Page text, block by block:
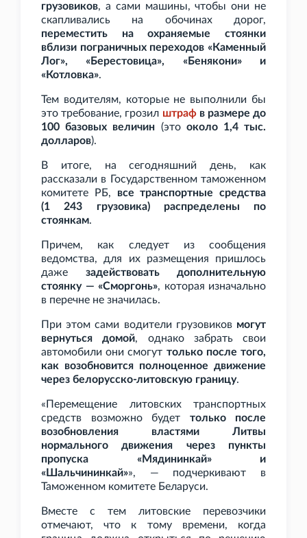
грузовиков, а сами машины, чтобы они не
скапливались на обочинах дорог,
переместить на охраняемые стоянки
вблизи пограничных переходов «Каменный
Лог», «Берестовица», «Бенякони» и
«Котловка».
Тем водителям, которые не выполнили бы
это требование, грозил штрафв размере до
100 базовых величин (это около 1,4 тыс.
долларов).
В итоге, на сегодняшний день, как
рассказали в Государственном таможенном
комитете РБ, все транспортные средства
(1
243 грузовика) распределены по
стоянкам.
Причем, как следует из сообщения
ведомства, для их размещения пришлось
даже задействовать дополнительную
стоянку — «Сморгонь», которая изначально
в перечне не значилась.
При этом сами водители грузовиков могут
вернуться домой, однако забрать свои
автомобили они смогут только после того,
как возобновится полноценное движение
через белорусско-литовскую границу.
«Перемещение литовских транспортных
средств возможно будет только после
возобновления властями Литвы
нормального движения через пункты
пропуска «Мядининкай» и
«Шальчининкай»», — подчеркивают в
Таможенном комитете Беларуси.
Вместе с тем литовские перевозчики
отмечают, что к тому времени, когда